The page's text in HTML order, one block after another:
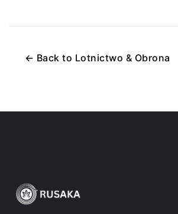
← Back to Lotnictwo & Obrona